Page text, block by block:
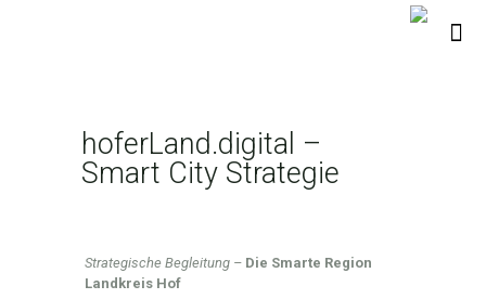
hoferLand.digital –
Smart City Strategie
Strategische Begleitung – Die Smarte Region
Landkreis Hof
Creative
Climate
Cities,